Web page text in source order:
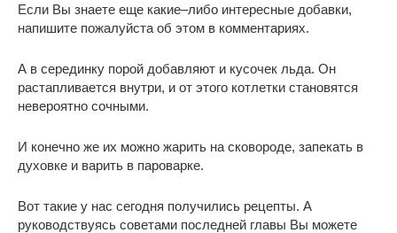
Если Вы знаете еще какие–либо интересные добавки,
напишите пожалуйста об этом в комментариях.
А в серединку порой добавляют и кусочек льда. Он
растапливается внутри, и от этого котлетки становятся
невероятно сочными.
И конечно же их можно жарить на сковороде, запекать в
духовке и варить в пароварке.
Вот такие у нас сегодня получились рецепты. А
руководствуясь советами последней главы Вы можете